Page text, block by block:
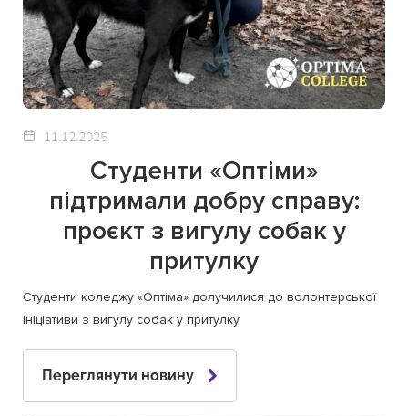
11.12.2025
Студенти «Оптіми»
підтримали добру справу:
проєкт з вигулу собак у
притулку
Студенти коледжу «Оптіма» долучилися до волонтерської
ініціативи з вигулу собак у притулку.
Переглянути новину